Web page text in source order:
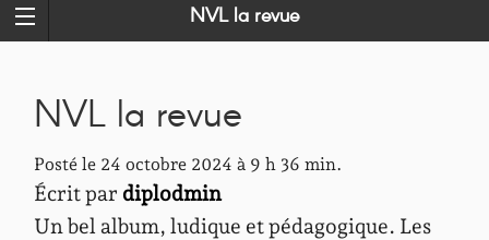
NVL la revue
NVL la revue
Posté le 24 octobre 2024 à 9 h 36 min.
Écrit par diplodmin
Un bel album, ludique et pédagogique. Les